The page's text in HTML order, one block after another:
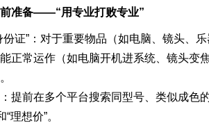
准备——“用专业打败专业”
份证”：对于重要物品（如电脑、镜头、
正常运作（如电脑开机进系统、镜头变
提前在多个平台搜索同型号、类似成色
“理想价”。